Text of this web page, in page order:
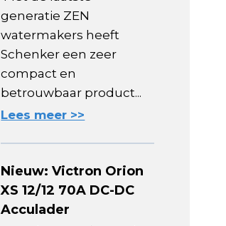
generatie ZEN
watermakers heeft
Schenker een zeer
compact en
betrouwbaar product...
Lees meer >>
Nieuw: Victron Orion
XS 12/12 70A DC-DC
Acculader